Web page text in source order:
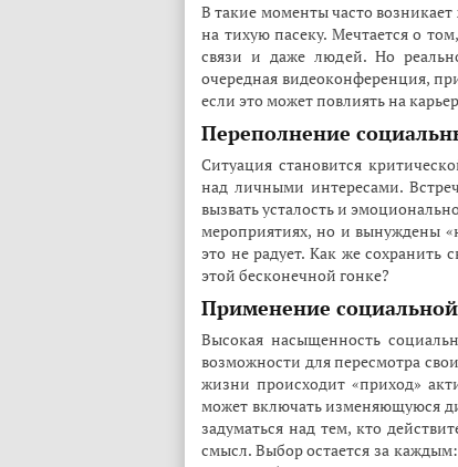
В такие моменты часто
на тихую пасеку. Мечтается о
связи и даже людей. Но
очередная видеоконференция,
если это может повлиять на
Переполнение
Ситуация становится
над личными интересами.
вызвать усталость и
мероприятиях, но и вынуждены
это не радует. Как же сохранить
этой бесконечной гонке?
Применение
Высокая насыщенность
возможности для пересмотра
жизни происходит «приход»
может включать изменяющуюся
задуматься над тем, кто
смысл. Выбор остается за